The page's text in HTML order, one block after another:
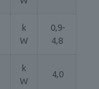
k
W
0,9-
4,8
k
W
4,0